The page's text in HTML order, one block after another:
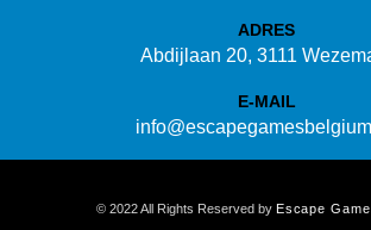
ADRES
Abdijlaan 20, 3111
E-MAIL
© 2022 All Rights Reserved by Escape